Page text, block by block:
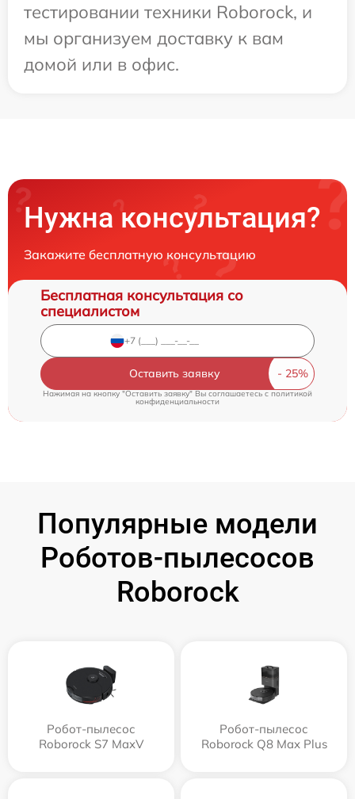
тестировании техники Roborock, и
мы организуем доставку к вам
домой или в офис.
Нужна консультация?
Закажите бесплатную консультацию
Бесплатная консультация со
специалистом
Оставить заявку
Нажимая на кнопку "Оставить заявку" Вы соглашаетесь cполитикой
конфиденциальности
Популярные модели
Роботов-пылесосов
Roborock
Робот-пылесос
Roborock S7 MaxV
Робот-пылесос
Roborock Q8 Max Plus